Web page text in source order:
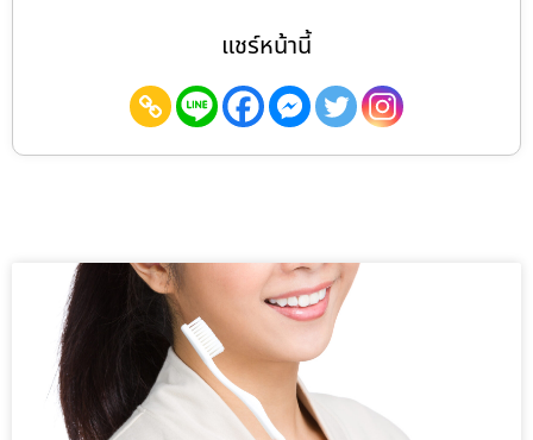
แชร์หน้านี้